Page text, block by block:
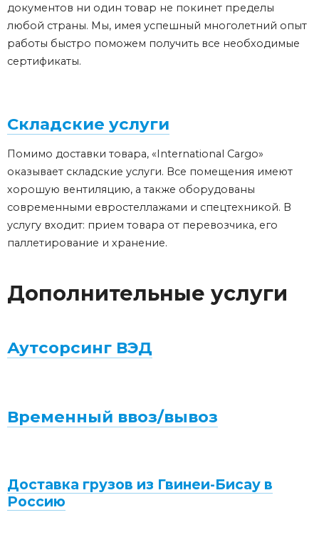
документов ни один товар не покинет пределы
любой страны. Мы, имея успешный многолетний опыт
работы быстро поможем получить все необходимые
сертификаты.
Складские услуги
Помимо доставки товара, «International Cargo»
оказывает складские услуги. Все помещения имеют
хорошую вентиляцию, а также оборудованы
современными евростеллажами и спецтехникой. В
услугу входит: прием товара от перевозчика, его
паллетирование и хранение.
Дополнительные услуги
Аутсорсинг ВЭД
Временный ввоз/вывоз
Доставка грузов из Гвинеи-Бисау в
Россию